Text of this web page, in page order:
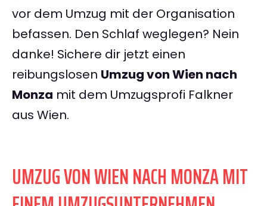
vor dem Umzug mit der Organisation
befassen. Den Schlaf weglegen? Nein
danke! Sichere dir jetzt einen
reibungslosen Umzug von Wien nach
Monza mit dem Umzugsprofi Falkner
aus Wien.
UMZUG VON WIEN NACH MONZA MIT